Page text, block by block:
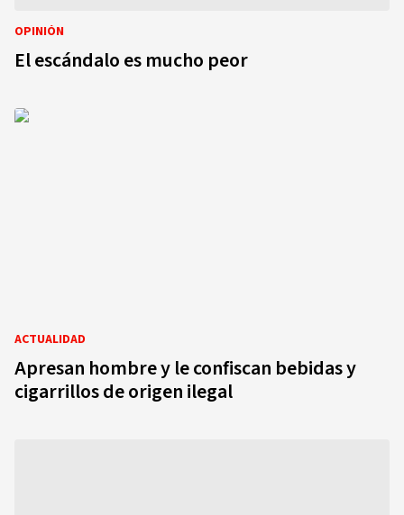
OPINIÓN
El escándalo es mucho peor
ACTUALIDAD
Apresan hombre y le confiscan bebidas y
cigarrillos de origen ilegal